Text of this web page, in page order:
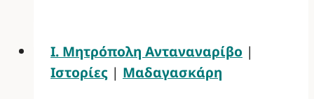
Ι. Μητρόπολη Ανταναναρίβο |
Ιστορίες | Μαδαγασκάρη